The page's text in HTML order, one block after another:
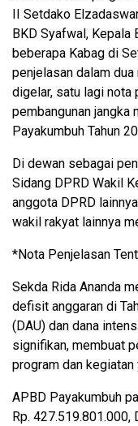
II Setdako
BKD Syafwal, Kepala
beberapa Kabag di
penjelasan dalam
digelar, satu lagi nota
pembangunan jangka
Payakumbuh Tahun
Di dewan sebagai
Sidang DPRD Wakil
anggota DPRD
wakil rakyat lainnya
*Nota Penjelasan
Sekda Rida Ananda
defisit anggaran di
(DAU) dan dana
signifikan, membuat
program dan kegiatan
APBD Payakumbuh
Rp. 427.519.801.000,